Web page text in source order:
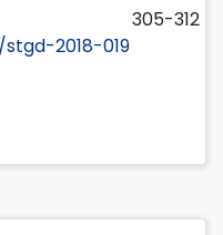
305-312
2018-019